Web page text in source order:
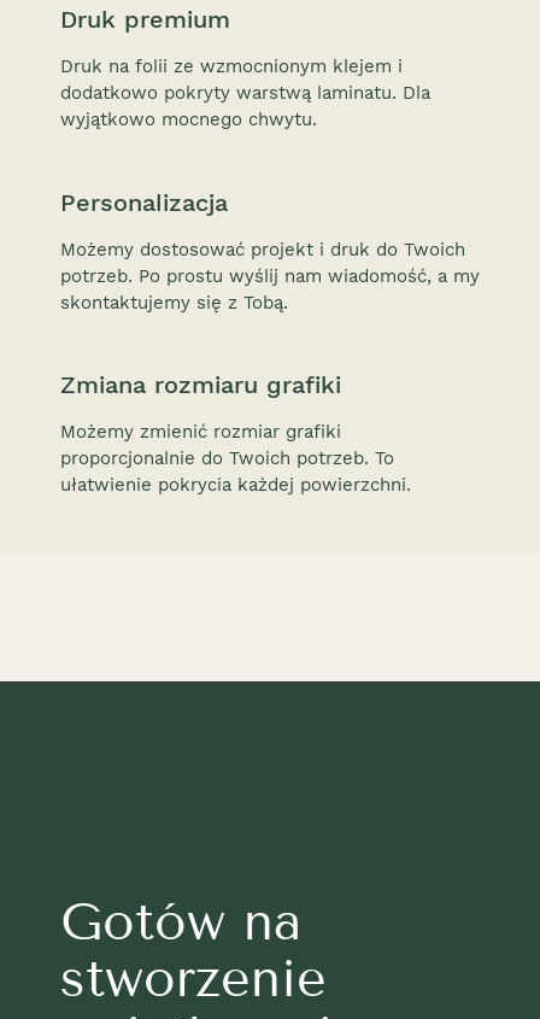
Druk premium
Druk na folii ze wzmocnionym klejem i
dodatkowo pokryty warstwą laminatu. Dla
wyjątkowo mocnego chwytu.
Personalizacja
Możemy dostosować projekt i druk do Twoich
potrzeb. Po prostu wyślij nam wiadomość, a my
skontaktujemy się z Tobą.
Zmiana rozmiaru grafiki
Możemy zmienić rozmiar grafiki
proporcjonalnie do Twoich potrzeb. To
ułatwienie pokrycia każdej powierzchni.
Gotów na
stworzenie